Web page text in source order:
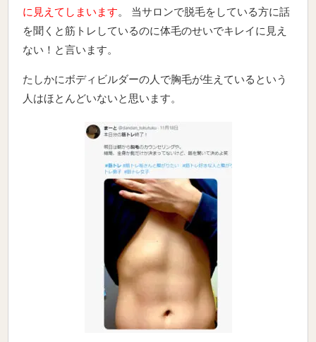
に見えてしまいます。 当サロンで脱毛をしている方に話
を聞くと筋トレしているのに体毛のせいでキレイに見え
ない！と言います。
たしかにボディビルダーの人で胸毛が生えているという
人はほとんどいないと思います。